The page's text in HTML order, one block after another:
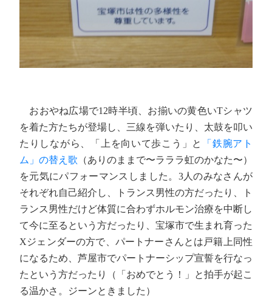
おおやね広場で12時半頃、お揃いの黄色いTシャツ
を着た方たちが登場し、三線を弾いたり、太鼓を叩い
たりしながら、「上を向いて歩こう」と
「鉄腕アト
ム」の替え歌 （ありのままで〜ラララ虹のかなた〜）
を元気にパフォーマンスしました。3人のみなさんが
それぞれ自己紹介し、トランス男性の方だったり、ト
ランス男性だけど体質に合わずホルモン治療を中断し
て今に至るという方だったり、宝塚市で生まれ育った
Xジェンダーの方で、パートナーさんとは戸籍上同性
になるため、芦屋市でパートナーシップ宣誓を行なっ
たという方だったり（「おめでとう！」と拍手が起こ
る温かさ。ジーンときました）